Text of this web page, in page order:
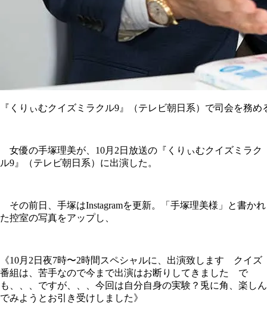
『くりぃむクイズミラクル9』（テレビ朝日系）で司会を務め
女優の手塚理美が、10月2日放送の『くりぃむクイズミラク
ル9』（テレビ朝日系）に出演した。
その前日、手塚はInstagramを更新。「手塚理美様」と書かれ
た控室の写真をアップし、
《10月2日夜7時〜2時間スペシャルに、出演致します クイズ
番組は、苦手なので今まで出演はお断りしてきました で
も、、、ですが、、、今回は自分自身の実験？兎に角、楽しん
でみようとお引き受けしました》